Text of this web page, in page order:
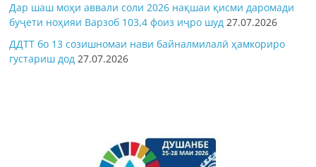
Дар шаш моҳи аввали соли 2026 нақшаи қисми даромади
буҷети ноҳияи Варзоб 103,4 фоиз иҷро шуд 27.07.2026
ДДТТ бо 13 созишномаи нави байналмилалӣ ҳамкориро
густариш дод 27.07.2026